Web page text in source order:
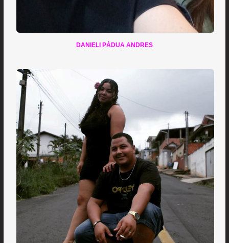
DANIELI PÁDUA ANDRES